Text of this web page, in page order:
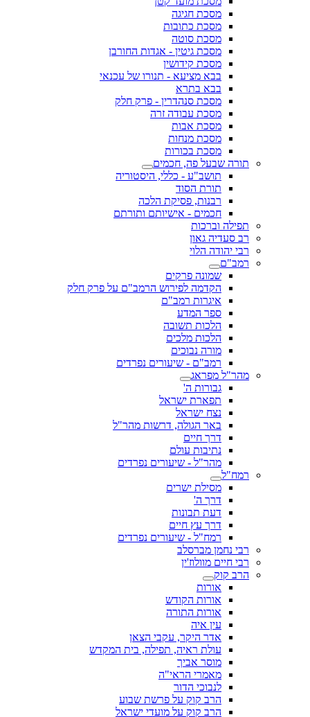
מסכת חגיגה
מסכת כתובות
מסכת סוטה
מסכת גיטין - אגדות החורבן
מסכת קידושין
בבא מציעא - תנורו של עכנאי
בבא בתרא
מסכת סנהדרין - פרק חלק
מסכת עבודה זרה
מסכת אבות
מסכת מנחות
מסכת בכורות
תורה שבעל פה, חכמים
תושב"ע - כללי, היסטוריה
תורת הסוד
רבנות, פסיקת הלכה
חכמים - אישיותם ותורתם
תפילה וברכות
רב סעדיה גאון
רבי יהודה הלוי
רמב"ם
שמונה פרקים
הקדמה לפירוש הרמב"ם על פרק חלק
איגרות רמב"ם
ספר המדע
הלכות תשובה
הלכות מלכים
מורה נבוכים
רמב"ם - שיעורים נפרדים
מהר"ל מפראג
גבורות ה'
תפארת ישראל
נצח ישראל
באר הגולה, דרשות מהר"ל
דרך חיים
נתיבות עולם
מהר"ל - שיעורים נפרדים
רמח"ל
מסילת ישרים
דרך ה'
דעת תבונות
דרך עץ חיים
רמח"ל - שיעורים נפרדים
רבי נחמן מברסלב
רבי חיים מוולוז'ין
הרב קוק
אורות
אורות הקודש
אורות התורה
עין איה
אדר היקר, עקבי הצאן
עולת ראיה, תפילה, בית המקדש
מוסר אביך
מאמרי הראי"ה
לנבוכי הדור
הרב קוק על פרשת שבוע
הרב קוק על מועדי ישראל